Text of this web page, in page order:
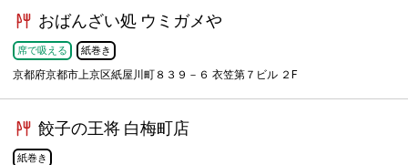
おばんざい処 ウミガメや
席で吸える 紙巻き
京都府京都市上京区紙屋川町８３９－６ 衣笠第７ビル ２F
餃子の王将 白梅町店
紙巻き